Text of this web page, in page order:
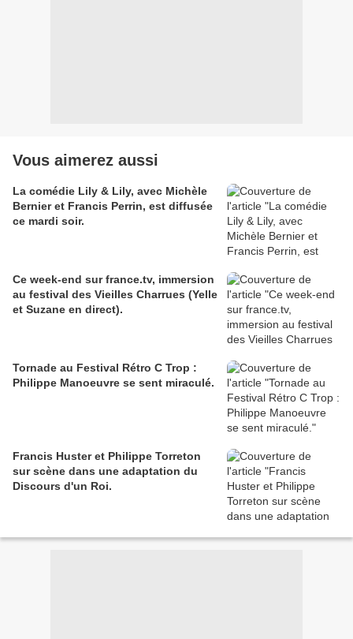
Vous aimerez aussi
La comédie Lily & Lily, avec Michèle
Bernier et Francis Perrin, est diffusée
ce mardi soir.
Ce week-end sur france.tv, immersion
au festival des Vieilles Charrues (Yelle
et Suzane en direct).
Tornade au Festival Rétro C Trop :
Philippe Manoeuvre se sent miraculé.
Francis Huster et Philippe Torreton
sur scène dans une adaptation du
Discours d'un Roi.